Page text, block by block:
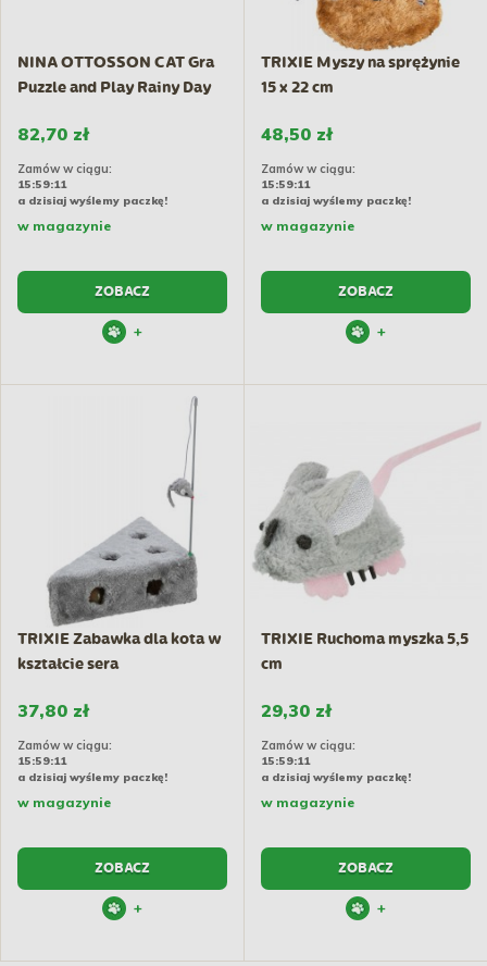
NINA OTTOSSON CAT Gra
Puzzle and Play Rainy Day
82,70 zł
Zamów w ciągu:
15:59:10
a dzisiaj wyślemy paczkę!
w magazynie
ZOBACZ
+
TRIXIE Myszy na sprężynie
15 x 22 cm
48,50 zł
Zamów w ciągu:
15:59:10
a dzisiaj wyślemy paczkę!
w magazynie
ZOBACZ
+
TRIXIE Zabawka dla kota w
kształcie sera
37,80 zł
Zamów w ciągu:
15:59:10
a dzisiaj wyślemy paczkę!
w magazynie
ZOBACZ
+
TRIXIE Ruchoma myszka 5,5
cm
29,30 zł
Zamów w ciągu:
15:59:10
a dzisiaj wyślemy paczkę!
w magazynie
ZOBACZ
+